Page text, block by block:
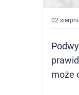
02
może